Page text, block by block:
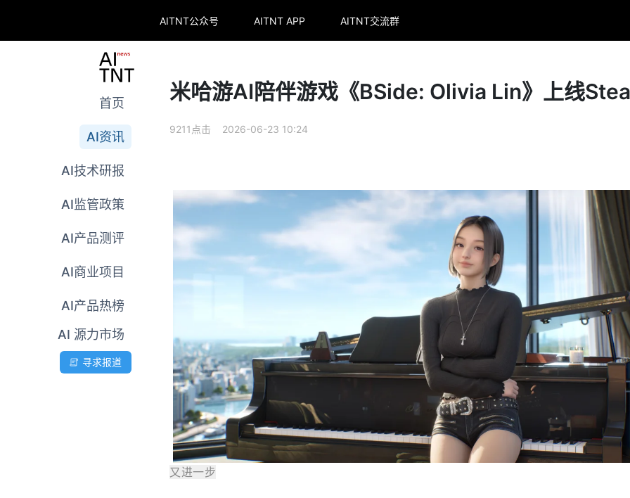
AITNT公众号 AITNT APP AITNT交流群
首页
AI资讯
AI技术研报
AI监管政策
AI产品测评
AI商业项目
AI产品热榜
AI 源力市场
寻求报道
米哈游AI陪伴游戏《BSide: Olivia Lin》上线
9211点击 2026-06-23 10:24
又进一步